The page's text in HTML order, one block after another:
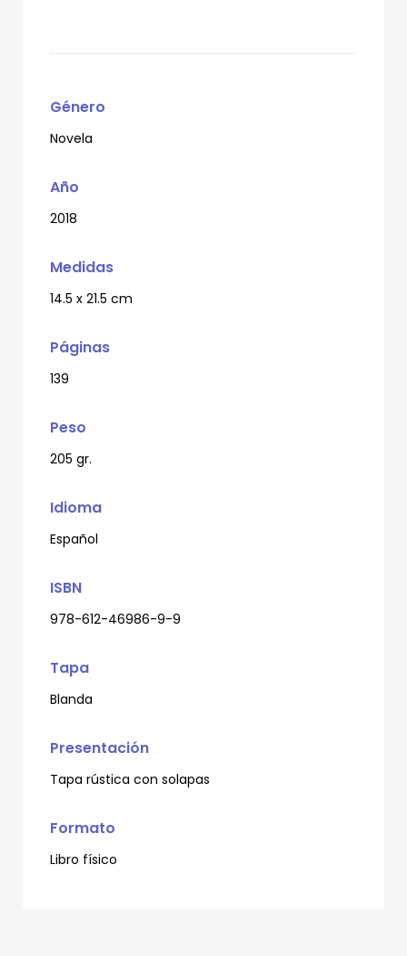
Género
Novela
Año
2018
Medidas
14.5 x 21.5 cm
Páginas
139
Peso
205 gr.
Idioma
Español
ISBN
978-612-46986-9-9
Tapa
Blanda
Presentación
Tapa rústica con solapas
Formato
Libro físico